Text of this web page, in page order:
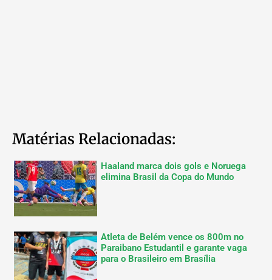
Matérias Relacionadas:
Haaland marca dois gols e Noruega
elimina Brasil da Copa do Mundo
Atleta de Belém vence os 800m no
Paraibano Estudantil e garante vaga
para o Brasileiro em Brasília